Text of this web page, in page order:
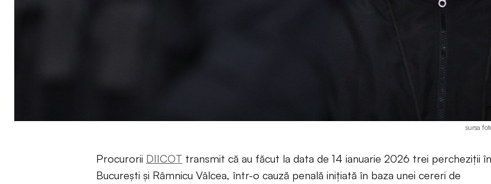
sursa
Procurorii DIICOT transmit că au făcut la data de 14 ianuarie 2026 trei percheziții în
București și Râmnicu Vâlcea, într-o cauză penală inițiată în baza unei cereri de